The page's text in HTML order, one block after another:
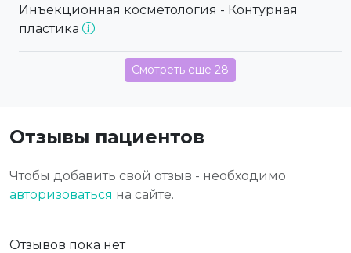
Инъекционная косметология - Контурная
пластика
Смотреть еще 28
Отзывы пациентов
Чтобы добавить свой отзыв - необходимо
авторизоваться на сайте.
Отзывов пока нет